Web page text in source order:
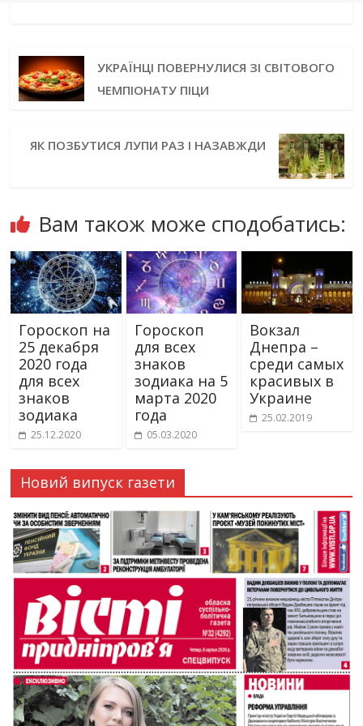
УКРАЇНЦІ ПОВЕРНУЛИСЯ ЗІ СВІТОВОГО
ЧЕМПІОНАТУ ПІЦИ
ЯК ПОЗБУТИСЯ ЛУПИ РАЗ І НАЗАВЖДИ
Вам також може сподобатись:
Гороскоп на
25 декабря
2020 года
для всех
знаков
зодиака
25.12.2020
Гороскоп
для всех
знаков
зодиака на 5
марта 2020
года
05.03.2020
Вокзал
Днепра –
среди самых
красивых в
Украине
25.02.2019
Новий випуск газети